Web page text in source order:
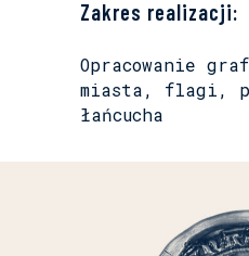
Zakres realizacji:
Opracowanie
miasta, flagi,
łańcucha